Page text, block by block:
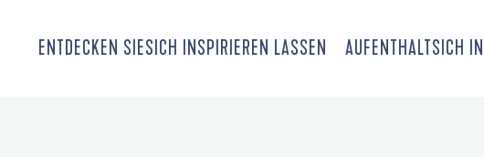
ENTDECKEN SIESICH INSPIRIEREN LASSEN AUFENTHALTSICH